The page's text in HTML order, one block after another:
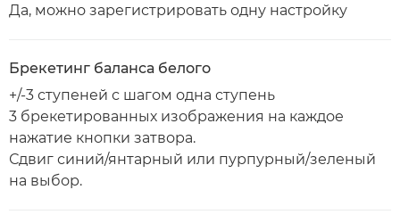
Да, можно зарегистрировать одну настройку
Брекетинг баланса белого
+/-3 ступеней с шагом одна ступень
3 брекетированных изображения на каждое
нажатие кнопки затвора.
Сдвиг синий/янтарный или пурпурный/зеленый
на выбор.